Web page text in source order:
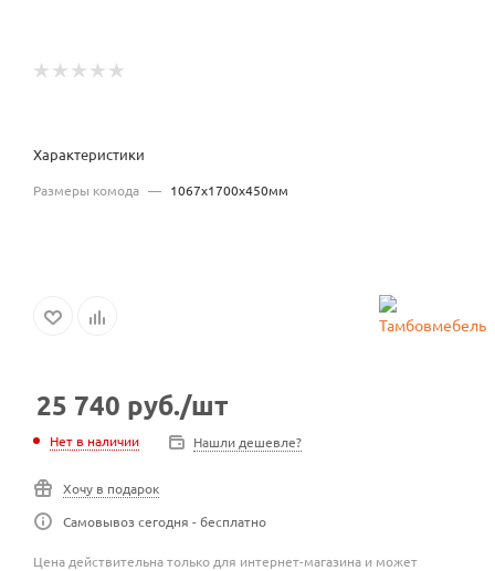
Характеристики
Размеры комода — 1067x1700x450мм
25 740 руб./шт
Нет в наличии Нашли дешевле?
Хочу в подарок
Самовывоз сегодня - бесплатно
Цена действительна только для интернет-магазина и может